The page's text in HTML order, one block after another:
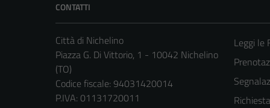
CONTATTI
Città di Nichelino
Piazza G. Di Vittorio, 1 - 10042 Nichelino
(TO)
Codice fiscale: 94031420014
P.IVA: 01131720011
Leggi le